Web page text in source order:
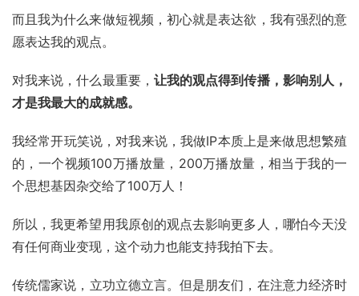
而且我为什么来做短视频，初心就是表达欲，我有强烈的意
愿表达我的观点。
对我来说，什么最重要， 让我的观点得到传播，影响别人，
才是我最大的成就感。
我经常开玩笑说，对我来说，我做IP本质上是来做思想繁殖
的，一个视频100万播放量，200万播放量，相当于我的一
个思想基因杂交给了100万人！
所以，我更希望用我原创的观点去影响更多人，哪怕今天没
有任何商业变现，这个动力也能支持我拍下去。
传统儒家说，立功立德立言。但是朋友们，在注意力经济时